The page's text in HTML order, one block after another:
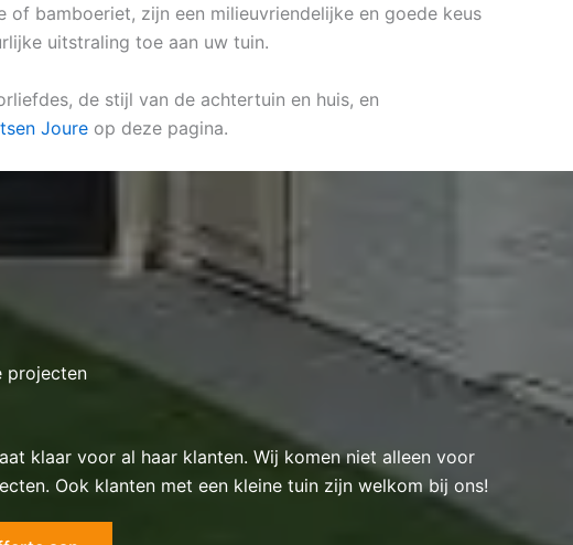
bamboeriet, zijn een milieuvriendelijke en goede keus
uitstraling toe aan uw tuin.
de stijl van de achtertuin en huis, en
Joure op deze pagina.
projecten
klaar voor al haar klanten. Wij komen niet alleen voor
Ook klanten met een kleine tuin zijn welkom bij ons!